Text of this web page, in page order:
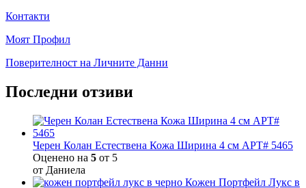
Контакти
Моят Профил
Поверителност на Личните Данни
Последни отзиви
Черен Колан Естествена Кожа Ширина 4 см АРТ# 5465
Оценено на 5 от 5
от Даниела
Кожен Портфейл Лукс в